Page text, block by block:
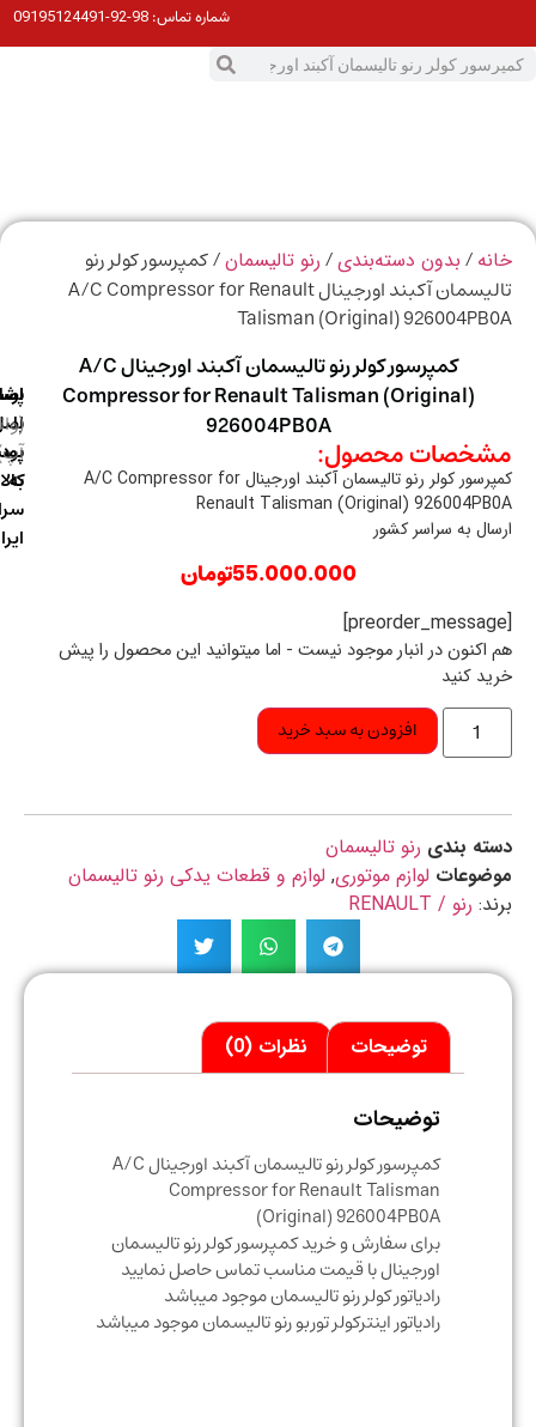
شماره تماس:98-92-09195124491
/بدون دسته‌بندی/رنو تالیسمان/ کمپرسور کولر رنو
تالیسمان آکبند اورجینال A/C Compressor for Renault
Talisman (Original)
کمپرسور کولر رنو تالیسمان آکبند اورجینال A/C
Compressor for Renault Talisman (Original)
926004PB0A
محصول:
کمپرسور کولر رنو تالیسمان آکبند اورجینال A/C Compressor for
Renault Talisman (Original)
به سراسر کشور
55.000.000تومان
در انبار موجود نیست - اما میتوانید این محصول را پیش
کنید
افزودن به سبد خرید
بندی رنو تالیسمان
لوازم موتوری,لوازم و قطعات یدکی رنو تالیسمان
رنو / RENAULT
ارسال
سراسر
اصالت
پشتیبانی
(واتس
توضیحات نظرات (0)
توضیحات
کمپرسور کولر رنو تالیسمان آکبند اورجینال A/C
Compressor for Renault Talisman
(Original) 926004PB0A
برای سفارش و خرید کمپرسور کولر رنو تالیسمان
اورجینال با قیمت مناسب تماس حاصل نمایید
رادیاتور کولر رنو تالیسمان موجود میباشد
رادیاتور اینترکولر توربو رنو تالیسمان موجود میباشد